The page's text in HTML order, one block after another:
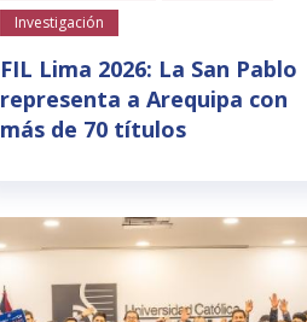
Investigación
FIL Lima 2026: La San Pablo
representa a Arequipa con
más de 70 títulos